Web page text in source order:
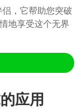
，它帮助您突破
地享受这个无界
应用